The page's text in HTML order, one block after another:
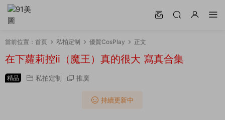
當前位置： 首頁 私拍定制 優質CosPlay 正文
在下蘿莉控ii（魔王）真的很大 寫真合集
精品 私拍定制 推廣
持續更新中